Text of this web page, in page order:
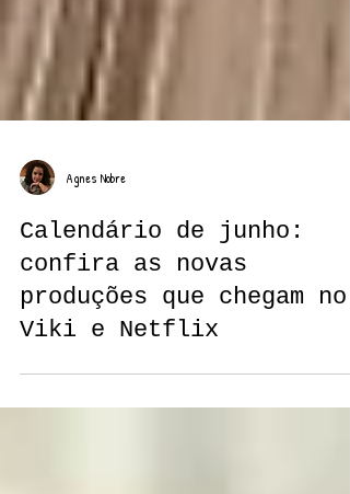
Agnes Nobre
Calendário de junho:
confira as novas
produções que chegam no